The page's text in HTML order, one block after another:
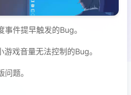
件提早触发的Bug。
戏音量无法控制的Bug。
题。